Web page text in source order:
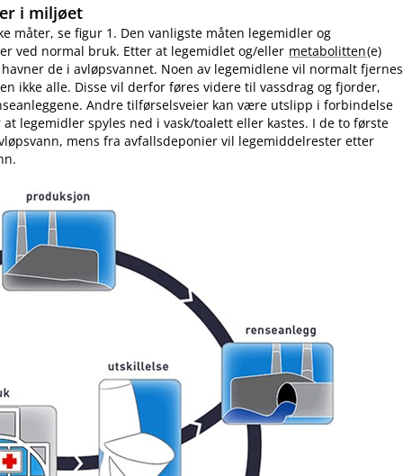
i miljøet
måter, se figur 1. Den vanligste måten legemidler og
ved normal bruk. Etter at legemidlet og​/​eller metabolitten(e)
de i avløpsvannet. Noen av legemidlene vil normalt fjernes
ikke alle. Disse vil derfor føres videre til vassdrag og fjorder,
Andre tilførselsveier kan være utslipp i forbindelse
legemidler spyles ned i vask​/​toalett eller kastes. I de to første
mens fra avfallsdeponier vil legemiddelrester etter